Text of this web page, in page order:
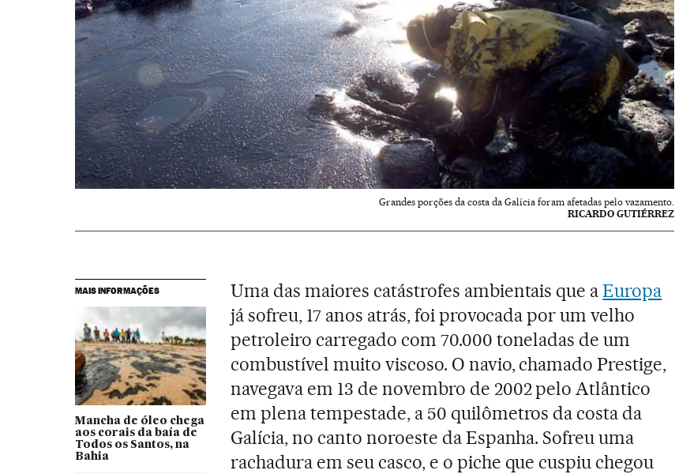
Grandes porções da costa da Galícia foram afetadas pelo vazamento.
RICARDO GUTIÉRREZ
MAIS INFORMAÇÕES
Mancha de óleo chega
aos corais da baía de
Todos os Santos, na
Bahia
Uma das maiores catástrofes ambientais que aEuropa
já sofreu, 17 anos atrás, foi provocada por um velho
petroleiro carregado com 70.000 toneladas de um
combustível muito viscoso. O navio, chamado Prestige,
navegava em 13 de novembro de 2002 pelo Atlântico
em plena tempestade, a 50 quilômetros da costa da
Galícia, no canto noroeste da Espanha. Sofreu uma
rachadura em seu casco, e o piche que cuspiu chegou